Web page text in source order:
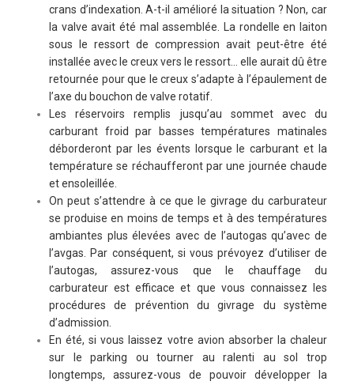
crans d’indexation. A-t-il amélioré la situation ? Non, car
la valve avait été mal assemblée. La rondelle en laiton
sous le ressort de compression avait peut-être été
installée avec le creux vers le ressort… elle aurait dû être
retournée pour que le creux s’adapte à l’épaulement de
l’axe du bouchon de valve rotatif.
Les réservoirs remplis jusqu’au sommet avec du
carburant froid par basses températures matinales
déborderont par les évents lorsque le carburant et la
température se réchaufferont par une journée chaude
et ensoleillée.
On peut s’attendre à ce que le givrage du carburateur
se produise en moins de temps et à des températures
ambiantes plus élevées avec de l’autogas qu’avec de
l’avgas. Par conséquent, si vous prévoyez d’utiliser de
l’autogas, assurez-vous que le chauffage du
carburateur est efficace et que vous connaissez les
procédures de prévention du givrage du système
d’admission.
En été, si vous laissez votre avion absorber la chaleur
sur le parking ou tourner au ralenti au sol trop
longtemps, assurez-vous de pouvoir développer la